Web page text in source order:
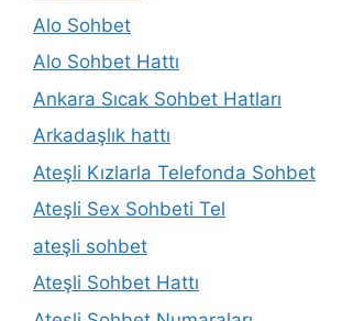
Alo Sohbet
Alo Sohbet Hattı
Ankara Sıcak Sohbet Hatları
Arkadaşlık hattı
Ateşli Kızlarla Telefonda Sohbet
Ateşli Sex Sohbeti Tel
ateşli sohbet
Ateşli Sohbet Hattı